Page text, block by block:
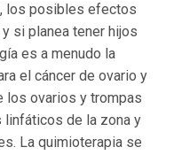
los posibles efectos
si planea tener hijos
es a menudo la
el cáncer de ovario y
los ovarios y trompas
linfáticos de la zona y
La quimioterapia se